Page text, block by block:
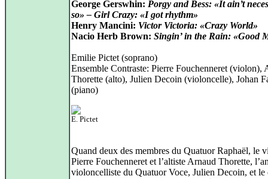
George Gerswhin: Porgy and Bess: «It ain’t
so» – Girl Crazy: «I got rhythm»
Henry Mancini: Victor Victoria: «Crazy World»
Nacio Herb Brown: Singin’ in the Rain: «Good
Emilie Pictet (soprano)
Ensemble Contraste: Pierre Fouchenneret (violon),
Thorette (alto), Julien Decoin (violoncelle), Johan
(piano)
E. Pictet
Quand deux des membres du Quatuor Raphaël, le
Pierre Fouchenneret et l’altiste Arnaud Thorette,
violoncelliste du Quatuor Voce, Julien Decoin, et le